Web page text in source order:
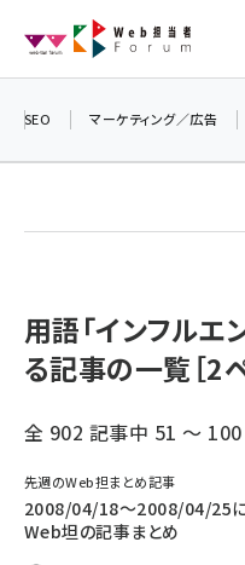
ン
ai (2814)
youtube (2441)
z世代 (1623)
meo (1277)
SEO マーケティング／広告
用語「インフルエ
る記事の一覧［2
全 902 記事中 51 ～
先週のWeb担まとめ記事
2008/04/18〜2008/04/25
Web坦の記事まとめ